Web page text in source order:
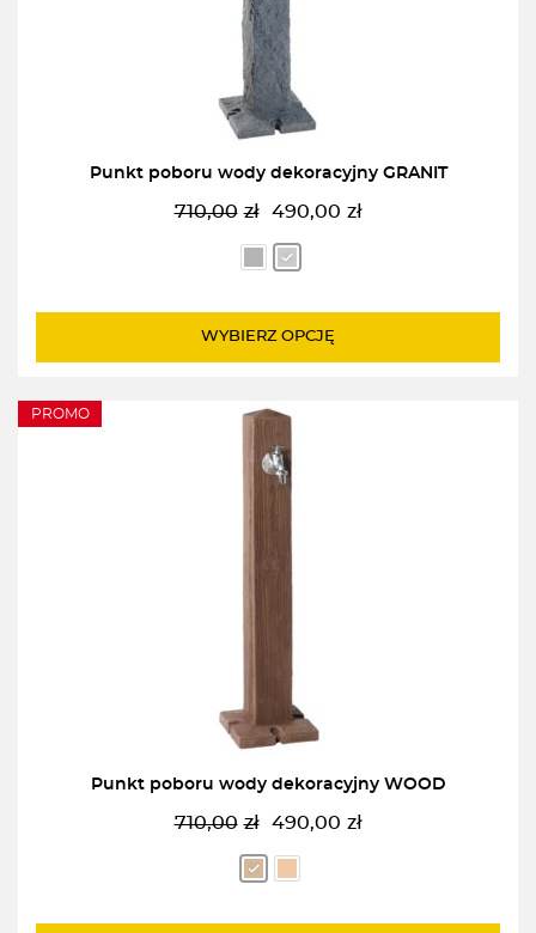
Punkt poboru wody dekoracyjny GRANIT
710,00 zł
Pierwotna
cena
wynosiła:
490,00 zł
Aktualna
cena
wynosi:
WYBIERZ OPCJĘ
PROMO
Punkt poboru wody dekoracyjny WOOD
710,00 zł
Pierwotna
cena
wynosiła:
490,00 zł
Aktualna
cena
wynosi: